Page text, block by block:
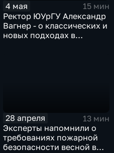
4 мая
15 мин
Ректор ЮУрГУ Александр
Вагнер - о классических и
новых подходах в
28 апреля
13 мин
Эксперты напомнили о
требованиях пожарной
безопасности весной в